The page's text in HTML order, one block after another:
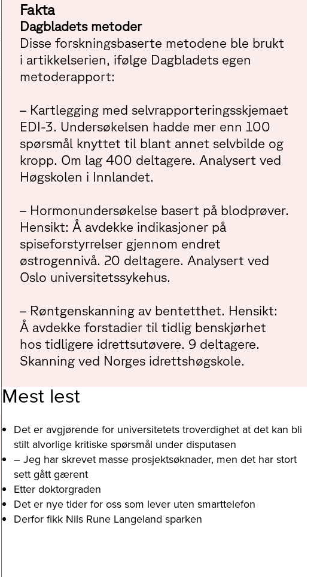
Mest lest
Det er avgjørende for universitetets troverdighet at det kan bli
stilt alvorlige kritiske spørsmål under disputasen
– Jeg har skrevet masse prosjektsøknader, men det har stort
sett gått gærent
Etter doktorgraden
Det er nye tider for oss som lever uten smarttelefon
Derfor fikk Nils Rune Langeland sparken
Fakta
Dagbladets metoder
Disse forskningsbaserte metodene ble brukt
i artikkelserien, ifølge Dagbladets egen
metoderapport:
– Kartlegging med selvrapporteringsskjemaet
EDI-3. Undersøkelsen hadde mer enn 100
spørsmål knyttet til blant annet selvbilde og
kropp. Om lag 400 deltagere. Analysert ved
Høgskolen i Innlandet.
– Hormonundersøkelse basert på blodprøver.
Hensikt: Å avdekke indikasjoner på
spiseforstyrrelser gjennom endret
østrogennivå. 20 deltagere. Analysert ved
Oslo universitetssykehus.
– Røntgenskanning av bentetthet. Hensikt:
Å avdekke forstadier til tidlig benskjørhet
hos tidligere idrettsutøvere. 9 deltagere.
Skanning ved Norges idrettshøgskole.